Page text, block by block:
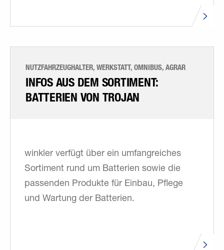
NUTZFAHRZEUGHALTER, WERKSTATT, OMNIBUS, AGRAR
INFOS AUS DEM SORTIMENT:
BATTERIEN VON TROJAN
winkler verfügt über ein umfangreiches
Sortiment rund um Batterien sowie die
passenden Produkte für Einbau, Pflege
und Wartung der Batterien.